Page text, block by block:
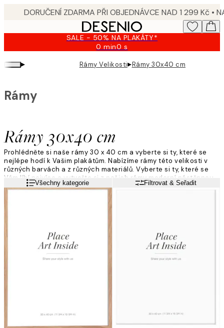
SALE - 50% NA PLAKÁTY*
0 min0 s
Platné
do:
2026-
▸ Rámy Velikosti▸Rámy 30x40 cm
Rámy 30x40 cm
Rámy
Prohlédněte si naše rámy 30 x 40 cm a vyberte si ty, které se
nejlépe hodí k Vašim plakátům. Nabízíme rámy této velikosti v
různých barvách a z různých materiálů. Vyberte si ty, které se
Vám líbí nejvíce a vytvořte si z našich rámy moderní nástěnnou
koláž!
Přečtěte si víceVšechny kategorie Filtrovat & Seřadit